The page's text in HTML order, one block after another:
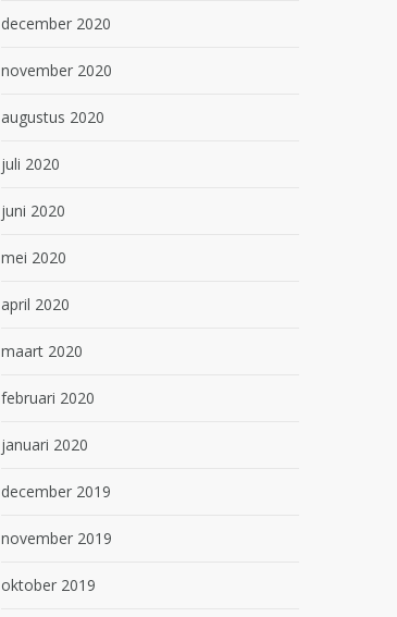
december 2020
november 2020
augustus 2020
juli 2020
juni 2020
mei 2020
april 2020
maart 2020
februari 2020
januari 2020
december 2019
november 2019
oktober 2019